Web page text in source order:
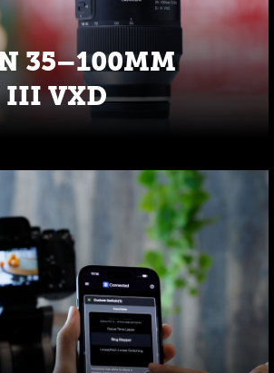
35–100MM
III VXD